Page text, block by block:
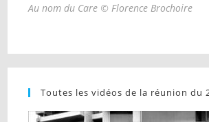
Au nom du Care © Florence Brochoire
Toutes les vidéos de la réunion du